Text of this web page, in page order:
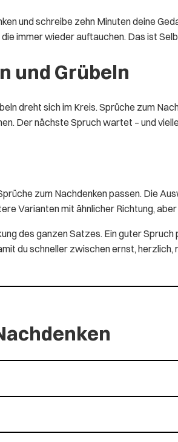
und schreibe zehn Minuten deine
immer wieder auftauchen. Das ist
und Grübeln
dreht sich im Kreis. Sprüche zum
Der nächste Spruch wartet – und
zum Nachdenken passen. Die
Varianten mit ähnlicher Richtung,
des ganzen Satzes. Ein guter
du schneller zwischen ernst, herzlich,